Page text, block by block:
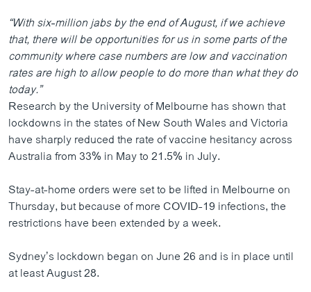
“With six-million jabs by the end of August, if we achieve
that, there will be opportunities for us in some parts of the
community where case numbers are low and vaccination
rates are high to allow people to do more than what they do
today.”
Research by the University of Melbourne has shown that
lockdowns in the states of New South Wales and Victoria
have sharply reduced the rate of vaccine hesitancy across
Australia from 33% in May to 21.5% in July.
Stay-at-home orders were set to be lifted in Melbourne on
Thursday, but because of more COVID-19 infections, the
restrictions have been extended by a week.
Sydney’s lockdown began on June 26 and is in place until
at least August 28.